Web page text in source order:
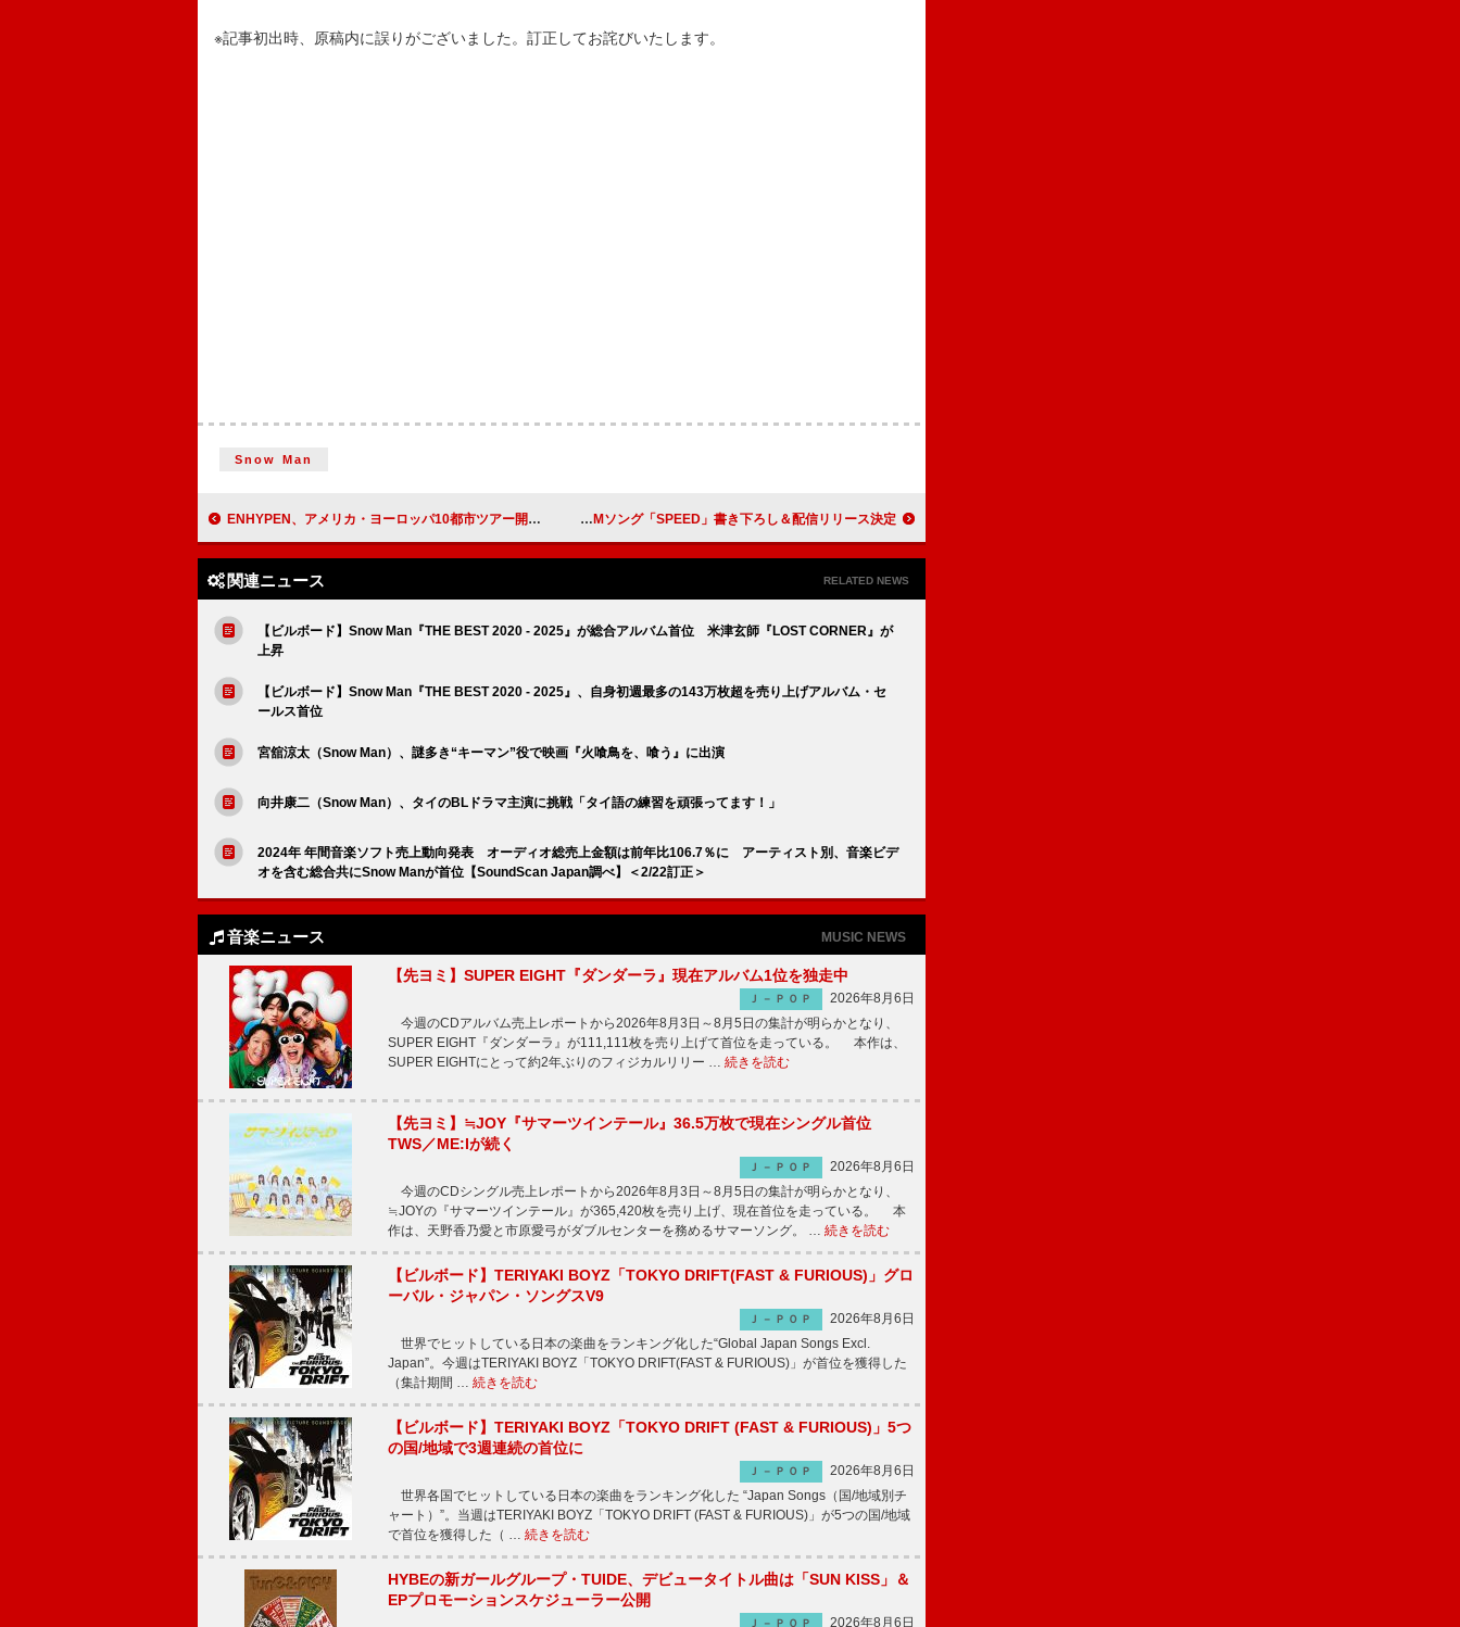
※記事初出時、原稿内に誤りがございました。訂正してお詫びいたします。
Snow Man
ENHYPEN、アメリカ・ヨーロッパ10都市ツアー開催決定 なとり、アクエリアス新CMソング「SPEED」書き下ろし＆配信リリース決定
関連ニュース RELATED NEWS
【ビルボード】Snow Man『THE BEST 2020 - 2025』が総合アルバム首位 米津玄師『LOST CORNER』が
上昇
【ビルボード】Snow Man『THE BEST 2020 - 2025』、自身初週最多の143万枚超を売り上げアルバム・セ
ールス首位
宮舘涼太（Snow Man）、謎多き“キーマン”役で映画『火喰鳥を、喰う』に出演
向井康二（Snow Man）、タイのBLドラマ主演に挑戦「タイ語の練習を頑張ってます！」
2024年 年間音楽ソフト売上動向発表 オーディオ総売上金額は前年比106.7％に アーティスト別、音楽ビデ
オを含む総合共にSnow Manが首位【SoundScan Japan調べ】＜2/22訂正＞
音楽ニュース MUSIC NEWS
【先ヨミ】SUPER EIGHT『ダンダーラ』現在アルバム1位を独走中
Ｊ－ＰＯＰ
2026年8月6日
今週のCDアルバム売上レポートから2026年8月3日～8月5日の集計が明らかとなり、
SUPER EIGHT『ダンダーラ』が111,111枚を売り上げて首位を走っている。 本作は、
SUPER EIGHTにとって約2年ぶりのフィジカルリリー … 続きを読む
【先ヨミ】≒JOY『サマーツインテール』36.5万枚で現在シングル首位
TWS／ME:Iが続く
Ｊ－ＰＯＰ
2026年8月6日
今週のCDシングル売上レポートから2026年8月3日～8月5日の集計が明らかとなり、
≒JOYの『サマーツインテール』が365,420枚を売り上げ、現在首位を走っている。 本
作は、天野香乃愛と市原愛弓がダブルセンターを務めるサマーソング。 … 続きを読む
【ビルボード】TERIYAKI BOYZ「TOKYO DRIFT(FAST & FURIOUS)」グロ
ーバル・ジャパン・ソングスV9
Ｊ－ＰＯＰ
2026年8月6日
世界でヒットしている日本の楽曲をランキング化した“Global Japan Songs Excl.
Japan”。今週はTERIYAKI BOYZ「TOKYO DRIFT(FAST & FURIOUS)」が首位を獲得した
（集計期間 … 続きを読む
【ビルボード】TERIYAKI BOYZ「TOKYO DRIFT (FAST & FURIOUS)」5つ
の国/地域で3週連続の首位に
Ｊ－ＰＯＰ
2026年8月6日
世界各国でヒットしている日本の楽曲をランキング化した “Japan Songs（国/地域別チ
ャート）”。当週はTERIYAKI BOYZ「TOKYO DRIFT (FAST & FURIOUS)」が5つの国/地域
で首位を獲得した（ … 続きを読む
HYBEの新ガールグループ・TUIDE、デビュータイトル曲は「SUN KISS」＆
EPプロモーションスケジューラー公開
Ｊ－ＰＯＰ 2026年8月6日